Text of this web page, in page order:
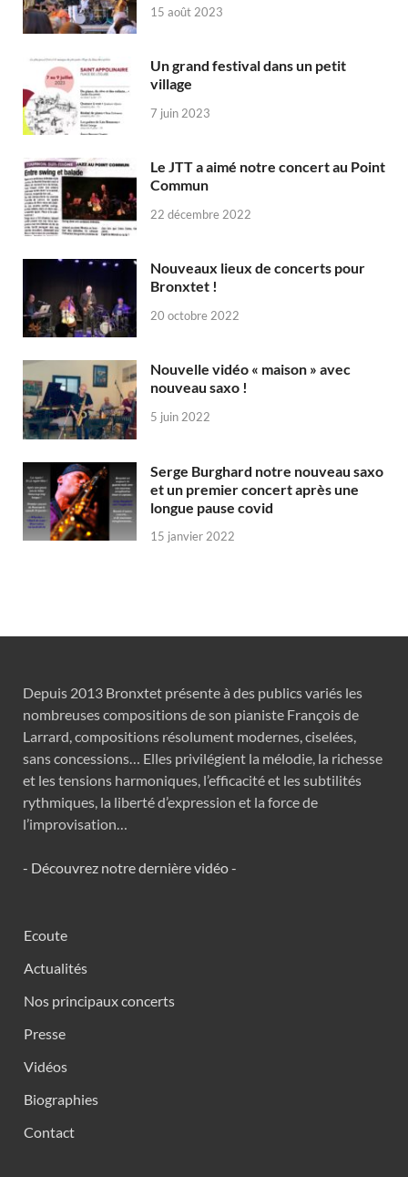
15 août 2023
Un grand festival dans un petit
village
7 juin 2023
Le JTT a aimé notre concert au Point
Commun
22 décembre 2022
Nouveaux lieux de concerts pour
Bronxtet !
20 octobre 2022
Nouvelle vidéo « maison » avec
nouveau saxo !
5 juin 2022
Serge Burghard notre nouveau saxo
et un premier concert après une
longue pause covid
15 janvier 2022
Depuis 2013 Bronxtet présente à des publics variés les
nombreuses compositions de son pianiste François de
Larrard, compositions résolument modernes, ciselées,
sans concessions… Elles privilégient la mélodie, la richesse
et les tensions harmoniques, l’efficacité et les subtilités
rythmiques, la liberté d’expression et la force de
l’improvisation…
- Découvrez notre dernière vidéo -
Ecoute
Actualités
Nos principaux concerts
Presse
Vidéos
Biographies
Contact